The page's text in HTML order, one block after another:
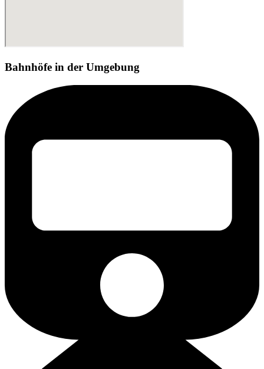
Bahnhöfe in der Umgebung